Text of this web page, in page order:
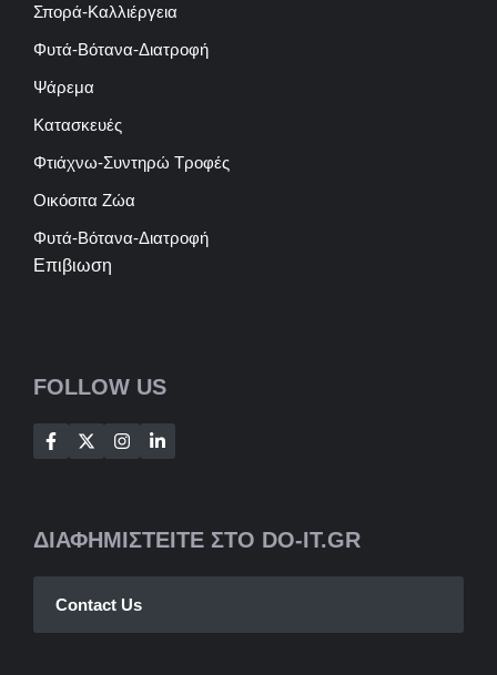
Σπορά-Καλλιέργεια
Φυτά-Βότανα-Διατροφή
Ψάρεμα
Κατασκευές
Φτιάχνω-Συντηρώ Τροφές
Οικόσιτα Ζώα
Φυτά-Βότανα-Διατροφή
Επιβιωση
FOLLOW US
ΔΙΑΦΗΜΙΣΤΕΙΤΕ ΣΤΟ DO-IT.GR
Contact Us